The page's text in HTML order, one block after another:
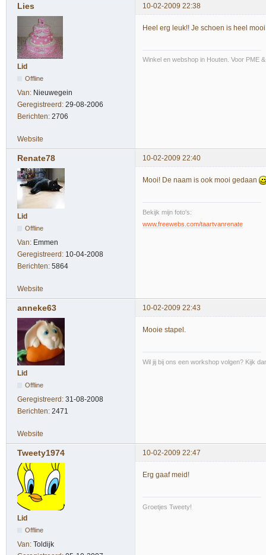
Lies 10-02-2009 22:38
Lid
Offline
Van: Nieuwegein
Geregistreerd: 29-08-2006
Berichten: 2706
Heel erg leuk!! Je schoen is heel
Winkel en webshop in Houten. Voor PME
Website
Renate78 10-02-2009 22:40
Lid
Offline
Van: Emmen
Geregistreerd: 10-04-2008
Berichten: 5864
Mooi! De naam is ook mooi gedaan
Bekijk mijn foto's:
www.freewebs.com/taartvanrenate
Website
anneke63 10-02-2009 22:43
Lid
Offline
Geregistreerd: 31-08-2008
Berichten: 2471
Mooie stapel.
Wil jij bij ons een workshop volgen? Kijk
Website
Tweety1974 10-02-2009 22:47
Lid
Offline
Van: Toldijk
Erg gaaf meid!
Groetjes Tweety!